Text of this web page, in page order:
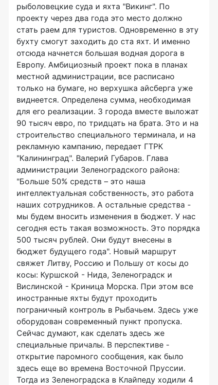
рыболовецкие суда и яхта "Викинг". По
проекту через два года это место должно
стать раем для туристов. Одновременно в эту
бухту смогут заходить до ста яхт. И именно
отсюда начнется большая водная дорога в
Европу. Амбициозный проект пока в планах
местной администрации, все расписано
только на бумаге, но верхушка айсберга уже
виднеется. Определена сумма, необходимая
для его реализации. 3 города вместе выложат
90 тысяч евро, по тридцать на брата. Это и на
строительство специального терминала, и на
рекламную кампанию, передает ГТРК
"Калининград". Валерий Губаров. Глава
администрации Зеленоградского района:
"Больше 50% средств – это наша
интеллектуальная собственность, это работа
наших сотрудников. А остальные средства -
мы будем вносить изменения в бюджет. У нас
сегодня есть такая возможность. Это порядка
500 тысяч рублей. Они будут внесены в
бюджет будущего года". Новый маршрут
свяжет Литву, Россию и Польшу от косы до
косы: Куршской - Нида, Зеленоградск и
Вислинской - Криница Морска. При этом все
иностранные яхты будут проходить
пограничный контроль в Рыбачьем. Здесь уже
оборудован современный пункт пропуска.
Сейчас думают, как сделать здесь же
специальные причалы. В перспективе -
открытие паромного сообщения, как было
здесь еще во времена Восточной Пруссии.
Тогда из Зеленоградска в Клайпеду ходили 4